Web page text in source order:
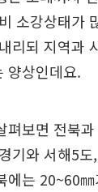
소강상태가
리되 지역과
양상인데요.
보면 전북과
기와 서해5도
에는 20~60